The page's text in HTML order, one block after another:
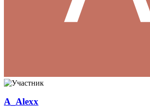
A_Alexx